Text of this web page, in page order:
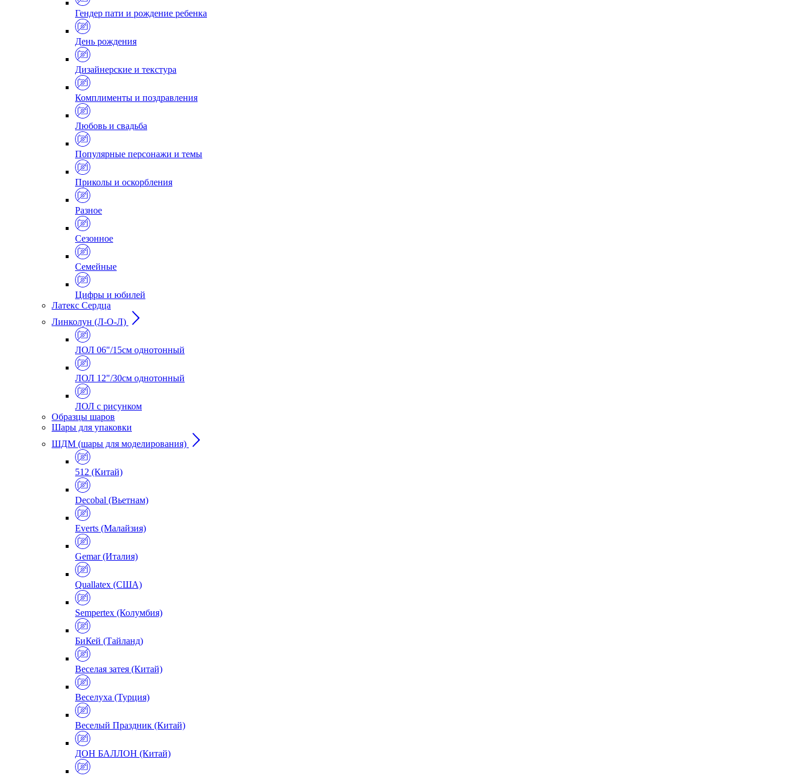
Гендер пати и рождение ребенка
День рождения
Дизайнерские и текстура
Комплименты и поздравления
Любовь и свадьба
Популярные персонажи и темы
Приколы и оскорбления
Разное
Сезонное
Семейные
Цифры и юбилей
Латекс Сердца
Линколун (Л-О-Л)
ЛОЛ 06"/15см однотонный
ЛОЛ 12"/30см однотонный
ЛОЛ с рисунком
Образцы шаров
Шары для упаковки
ШДМ (шары для моделирования)
512 (Китай)
Decobal (Вьетнам)
Everts (Малайзия)
Gemar (Италия)
Quallatex (США)
Sempertex (Колумбия)
БиКей (Тайланд)
Веселая затея (Китай)
Веселуха (Турция)
Веселый Праздник (Китай)
ДОН БАЛЛОН (Китай)